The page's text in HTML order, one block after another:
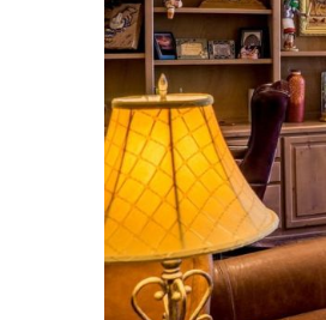
S
e
a
r
c
h